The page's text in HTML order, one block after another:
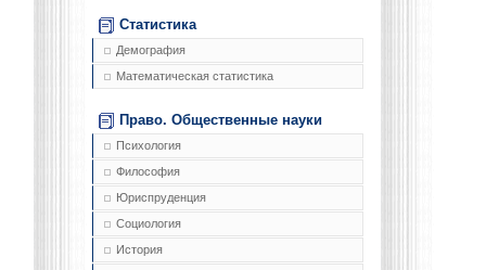
Статистика
Демография
Математическая статистика
Право. Общественные науки
Психология
Философия
Юриспруденция
Социология
История